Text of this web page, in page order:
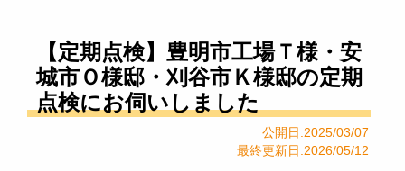
【定期点検】豊明市工場Ｔ様・安
城市Ｏ様邸・刈谷市Ｋ様邸の定期
点検にお伺いしました
公開日:2025/03/07
最終更新日:2026/05/12